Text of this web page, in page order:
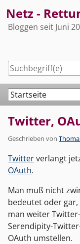
to
content
Netz -
Bloggen seit Juni
Navigation
Twitter,
Geschrieben von
Twitterverlangt
OAuth.
Man muß nicht
bedeutet oder
man weiter
Serendipity-
OAuth umstellen.